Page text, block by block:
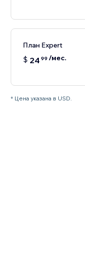
План Expert
$ 24 99 /мес.
* Цена указана в USD.